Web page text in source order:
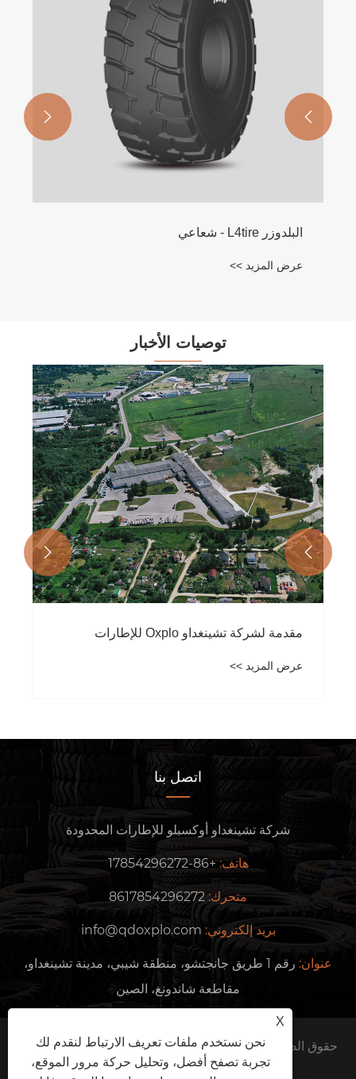


توصيات الأخبار
مزايا إطارات الحصادات الجافة
عرض المزيد >>


اتصل بنا
شركة تشينغداو أوكسبلو للإطارات المحدودة
هاتف: +86-17854296272
متحرك: 8617854296272
بريد إلكتروني: info@qdoxplo.com
عنوان:
رقم 1 طريق جانجتشو، منطقة شيبي، مدينة تشينغداو،
مقاطعة شاندونغ، الصين
حقوق الطبع والنشر © 2024 شركة Qingdao Oxplo Tire Co.,
X
نحن نستخدم ملفات تعريف الارتباط لنقدم لك
تجربة تصفح أفضل، وتحليل حركة مرور الموقع،